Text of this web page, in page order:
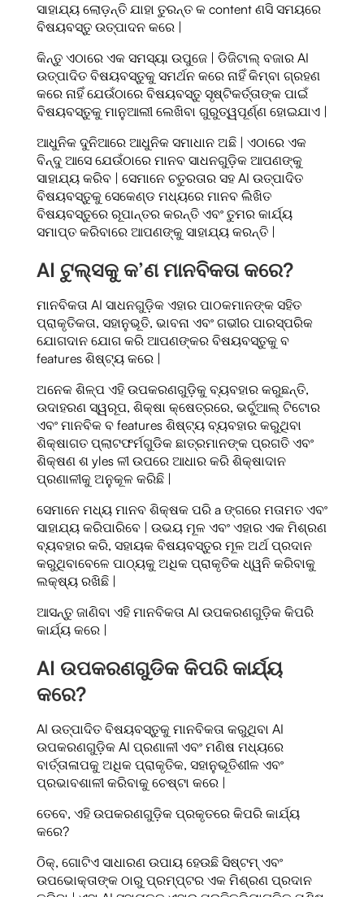
ସାହାଯ୍ୟ ଲୋଡ଼ନ୍ତି ଯାହା ତୁରନ୍ତ କ content ଣସି ସମୟରେ
ବିଷୟବସ୍ତୁ ଉତ୍ପାଦନ କରେ |
କିନ୍ତୁ ଏଠାରେ ଏକ ସମସ୍ୟା ଉପୁଜେ | ଡିଜିଟାଲ୍ ବଜାର AI
ଉତ୍ପାଦିତ ବିଷୟବସ୍ତୁକୁ ସମର୍ଥନ କରେ ନାହିଁ କିମ୍ବା ଗ୍ରହଣ
କରେ ନାହିଁ ଯେଉଁଠାରେ ବିଷୟବସ୍ତୁ ସୃଷ୍ଟିକର୍ତ୍ତାଙ୍କ ପାଇଁ
ବିଷୟବସ୍ତୁକୁ ମାନୁଆଲୀ ଲେଖିବା ଗୁରୁତ୍ୱପୂର୍ଣ୍ଣ ହୋଇଯାଏ |
ଆଧୁନିକ ଦୁନିଆରେ ଆଧୁନିକ ସମାଧାନ ଅଛି | ଏଠାରେ ଏକ
ବିନ୍ଦୁ ଆସେ ଯେଉଁଠାରେ ମାନବ ସାଧନଗୁଡ଼ିକ ଆପଣଙ୍କୁ
ସାହାଯ୍ୟ କରିବ | ସେମାନେ ଚତୁରତାର ସହ AI ଉତ୍ପାଦିତ
ବିଷୟବସ୍ତୁକୁ ସେକେଣ୍ଡ ମଧ୍ୟରେ ମାନବ ଲିଖିତ
ବିଷୟବସ୍ତୁରେ ରୂପାନ୍ତର କରନ୍ତି ଏବଂ ତୁମର କାର୍ଯ୍ୟ
ସମାପ୍ତ କରିବାରେ ଆପଣଙ୍କୁ ସାହାଯ୍ୟ କରନ୍ତି |
AI ଟୁଲ୍ସକୁ କ’ଣ ମାନବିକତା କରେ?
ମାନବିକତା AI ସାଧନଗୁଡ଼ିକ ଏହାର ପାଠକମାନଙ୍କ ସହିତ
ପ୍ରାକୃତିକତା, ସହାନୁଭୂତି, ଭାବନା ଏବଂ ଗଭୀର ପାରସ୍ପରିକ
ଯୋଗଦାନ ଯୋଗ କରି ଆପଣଙ୍କର ବିଷୟବସ୍ତୁକୁ ବ
features ଶିଷ୍ଟ୍ୟ କରେ |
ଅନେକ ଶିଳ୍ପ ଏହି ଉପକରଣଗୁଡ଼ିକୁ ବ୍ୟବହାର କରୁଛନ୍ତି,
ଉଦାହରଣ ସ୍ୱରୂପ, ଶିକ୍ଷା କ୍ଷେତ୍ରରେ, ଭର୍ଚୁଆଲ୍ ଟିଟୋର
ଏବଂ ମାନବିକ ବ features ଶିଷ୍ଟ୍ୟ ବ୍ୟବହାର କରୁଥିବା
ଶିକ୍ଷାଗତ ପ୍ଲାଟଫର୍ମଗୁଡିକ ଛାତ୍ରମାନଙ୍କ ପ୍ରଗତି ଏବଂ
ଶିକ୍ଷଣ ଶ yles ଳୀ ଉପରେ ଆଧାର କରି ଶିକ୍ଷାଦାନ
ପ୍ରଣାଳୀକୁ ଅନୁକୂଳ କରିଛି |
ସେମାନେ ମଧ୍ୟ ମାନବ ଶିକ୍ଷକ ପରି a ଙ୍ଗରେ ମତାମତ ଏବଂ
ସାହାଯ୍ୟ କରିପାରିବେ | ଉଭୟ ମୂଳ ଏବଂ ଏହାର ଏକ ମିଶ୍ରଣ
ବ୍ୟବହାର କରି, ସହାୟକ ବିଷୟବସ୍ତୁର ମୂଳ ଅର୍ଥ ପ୍ରଦାନ
କରୁଥିବାବେଳେ ପାଠ୍ୟକୁ ଅଧିକ ପ୍ରାକୃତିକ ଧ୍ୱନି କରିବାକୁ
ଲକ୍ଷ୍ୟ ରଖିଛି |
ଆସନ୍ତୁ ଜାଣିବା ଏହି ମାନବିକତା AI ଉପକରଣଗୁଡ଼ିକ କିପରି
କାର୍ଯ୍ୟ କରେ |
AI ଉପକରଣଗୁଡିକ କିପରି କାର୍ଯ୍ୟ
କରେ?
AI ଉତ୍ପାଦିତ ବିଷୟବସ୍ତୁକୁ ମାନବିକତା କରୁଥିବା AI
ଉପକରଣଗୁଡ଼ିକ AI ପ୍ରଣାଳୀ ଏବଂ ମଣିଷ ମଧ୍ୟରେ
ବାର୍ତ୍ତାଳାପକୁ ଅଧିକ ପ୍ରାକୃତିକ, ସହାନୁଭୂତିଶୀଳ ଏବଂ
ପ୍ରଭାବଶାଳୀ କରିବାକୁ ଚେଷ୍ଟା କରେ |
ତେବେ, ଏହି ଉପକରଣଗୁଡ଼ିକ ପ୍ରକୃତରେ କିପରି କାର୍ଯ୍ୟ
କରେ?
ଠିକ୍, ଗୋଟିଏ ସାଧାରଣ ଉପାୟ ହେଉଛି ସିଷ୍ଟମ୍ ଏବଂ
ଉପଭୋକ୍ତାଙ୍କ ଠାରୁ ପ୍ରମ୍ପ୍ଟର ଏକ ମିଶ୍ରଣ ପ୍ରଦାନ